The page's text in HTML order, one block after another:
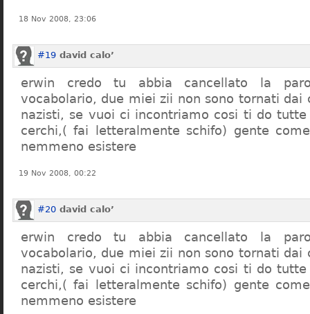
18 Nov 2008, 23:06
#19 david calo’
erwin credo tu abbia cancellato la
vocabolario, due miei zii non sono tornati dai
nazisti, se vuoi ci incontriamo cosi ti do tutte
cerchi,( fai letteralmente schifo) gente
nemmeno esistere
19 Nov 2008, 00:22
#20 david calo’
erwin credo tu abbia cancellato la
vocabolario, due miei zii non sono tornati dai
nazisti, se vuoi ci incontriamo cosi ti do tutte
cerchi,( fai letteralmente schifo) gente
nemmeno esistere